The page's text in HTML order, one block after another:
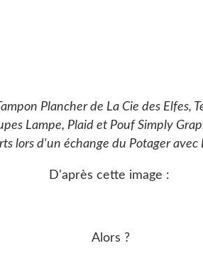
Plancher de La Cie des Elfes,
Lampe, Plaid et Pouf Simply
lors d'un échange du Potager avec
D'après cette image :
Alors ?